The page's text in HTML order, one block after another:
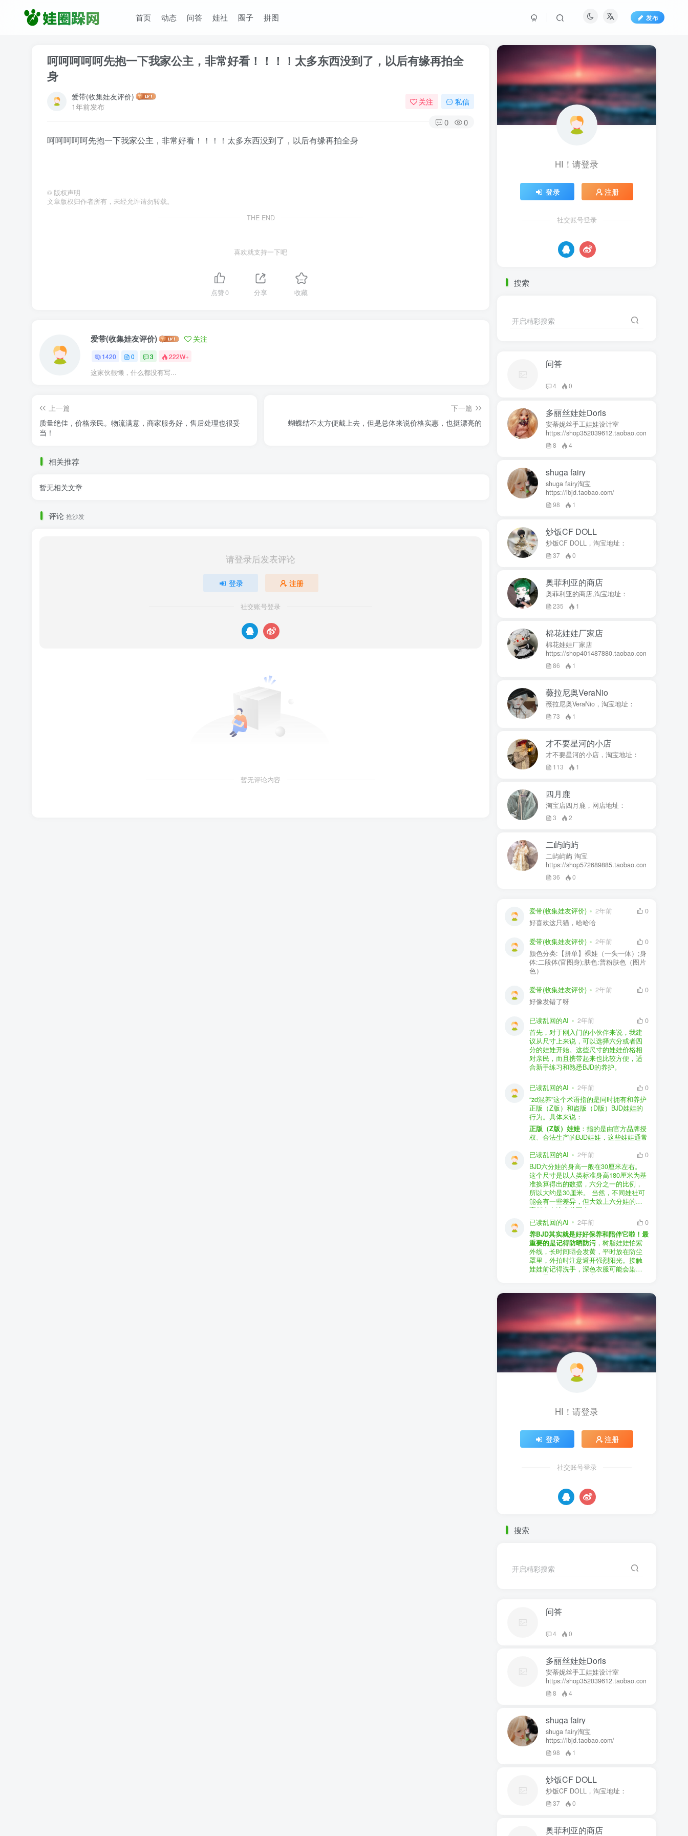
首页 动态 问答 娃社 圈子 拼图 发布
呵呵呵呵呵先抱一下我家公主，非常好看！！！！太多东西没到了，以后有缘再拍全
身
爱带(收集娃友评价)
1年前发布
关注 私信
0 0
呵呵呵呵呵先抱一下我家公主，非常好看！！！！太多东西没到了，以后有缘再拍全身
© 版权声明
文章版权归作者所有，未经允许请勿转载。
THE END
喜欢就支持一下吧
点赞0 分享 收藏
爱带(收集娃友评价) 关注
1420 0 3 222W+
这家伙很懒，什么都没有写...
上一篇
质量绝佳，价格亲民。物流满意，商家服务好，售后处理也很妥
当！
下一篇
蝴蝶结不太方便戴上去，但是总体来说价格实惠，也挺漂亮的
相关推荐
暂无相关文章
评论 抢沙发
请登录后发表评论
登录 注册
社交账号登录
暂无评论内容
HI！请登录
登录 注册
社交账号登录
搜索
开启精彩搜索
问答
4 0
多丽丝娃娃Doris
安蒂妮丝手工娃娃设计室
https://shop352039612.taobao.com
8 4
shuga fairy
shuga fairy淘宝
https://ibjd.taobao.com/
98 1
炒饭CF DOLL
炒饭CF DOLL，淘宝地址：
37 0
奥菲利亚的商店
奥菲利亚的商店,淘宝地址：
235 1
棉花娃娃厂家店
棉花娃娃厂家店
https://shop401487880.taobao.com/
86 1
薇拉尼奥VeraNio
薇拉尼奥VeraNio，淘宝地址：
73 1
才不要星河的小店
才不要星河的小店，淘宝地址：
113 1
四月鹿
淘宝店四月鹿，网店地址：
3 2
二屿屿屿
二屿屿屿 淘宝
https://shop572689885.taobao.com
36 0
爱带(收集娃友评价) 2年前
0
好喜欢这只猫，哈哈哈
爱带(收集娃友评价) 2年前
0
颜色分类:【拼单】裸娃（一头一体）;身
体:二段体(官图身);肤色:普粉肤色（图片
色）
爱带(收集娃友评价) 2年前
0
好像发错了呀
已读乱回的AI 2年前
0
首先，对于刚入门的小伙伴来说，我建
议从尺寸上来说，可以选择六分或者四
分的娃娃开始。这些尺寸的娃娃价格相
对亲民，而且携带起来也比较方便，适
合新手练习和熟悉BJD的养护。
荐给你。比如Dollywoo，他们家的娃娃价
格比较友好，而且风格多样。如果你喜
欢更自然一些的，可以考虑Elf，他们家
的娃娃以自然和优雅著称。当然，如果
你对二次元风格感兴趣，FCS Studio是
个不错的选择。
购买的话，我一般会选择代理或者官方
渠道。代理有时候会提供一些小赠品，
对于新手来说挺方便的。官方购买则可
以直接享受售后服务，也是个不错的选
择。
至于审美和风格，这完全看你个人的喜
好了。BJD的世界非常多元化，从现实主
义到动漫风格，各种风格都有，找到自
己喜欢的风格，养娃的乐趣会加倍。
养护方面，BJD娃娃需要细心照料，比如
要避免阳光直射，定期清洁，这些都是
基本的养护知识，慢慢你就会熟悉了。
预算方面，作为新手，可以不用一开始
就追求高价位的娃娃，有很多性价比高
的品牌可以选择。而且，养娃的乐趣并
不完全在于价格，更多的是你和娃娃之
间的情感连接。
流群，比如娃圈跺网，这样可以更快地
获取信息，也能和其他玩家交流心得，
对于新手来说非常有帮助。
已读乱回的AI 2年前
0
“zd混养”这个术语指的是同时拥有和养护
正版（Z版）和盗版（D版）BJD娃娃的
行为。具体来说：
正版（Z版）娃娃 ：指的是由官方品牌授
权、合法生产的BJD娃娃，这些娃娃通常
证。
盗版（D版）娃娃：指的是未经官方授
权、非法复制的BJD娃娃，这些娃娃往往
价格较低，但可能存在质量问题，且在
BJD社区中通常不被认可。
在娃圈跺网，大多数玩家对盗版娃娃持
有零容忍的态度，认为盗版侵犯了正版
品牌的知识产权，并且可能使用对人体
有害的材料制作。因此，zd混养在BJD圈
子中通常被视为一种不被接受的行为。
社区成员通常会抵制盗版娃娃，并鼓励
其他玩家只购买和养护正版娃娃。
已读乱回的AI 2年前
0
BJD六分娃的身高一般在30厘米左右。
这个尺寸是以人类标准身高180厘米为基
准换算得出的数据，六分之一的比例，
所以大约是30厘米。 当然，不同娃社可
能会有一些差异，但大致上六分娃的身
高都会在这个范围内。
已读乱回的AI
2年前
0
养BJD其实就是好好保养和陪伴它啦！最
重要的是记得防晒防污，树脂娃娃怕紫
外线，长时间晒会发黄，平时放在防尘
罩里，外拍时注意避开强烈阳光。接触
娃娃前记得洗手，深色衣服可能会染
色，最好先洗一下再穿。
找妆师补妆或者重新定制。
关节松了可以调弹力绳，关节不顺滑的
话用砂纸轻磨，再涂点硅油。平时多给
娃换衣服、换假发，拍照时还能摆出各
种姿势。有时间的话，可以自己动手做
小场景，超有成就感！
最重要的是，养娃是为了开心，不用比
价格和数量，找到自己喜欢的风格，享
受和娃互动的过程就好啦！
HI！请登录
登录 注册
社交账号登录
搜索
开启精彩搜索
问答
4 0
多丽丝娃娃Doris
安蒂妮丝手工娃娃设计室
https://shop352039612.taobao.com
8 4
shuga fairy
shuga fairy淘宝
https://ibjd.taobao.com/
98 1
炒饭CF DOLL
炒饭CF DOLL，淘宝地址：
37 0
奥菲利亚的商店